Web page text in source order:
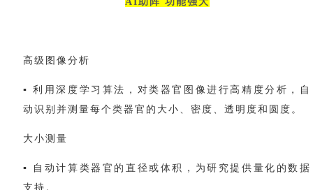
高级图像分析
▪ 利用深度学习算法，对类器官图像进行高精度分析，自
动识别并测量每个类器官的大小、密度、透明度和圆度。
大小测量
▪
自动计算类器官的直径或体积，为研究提供量化的数据
支持。